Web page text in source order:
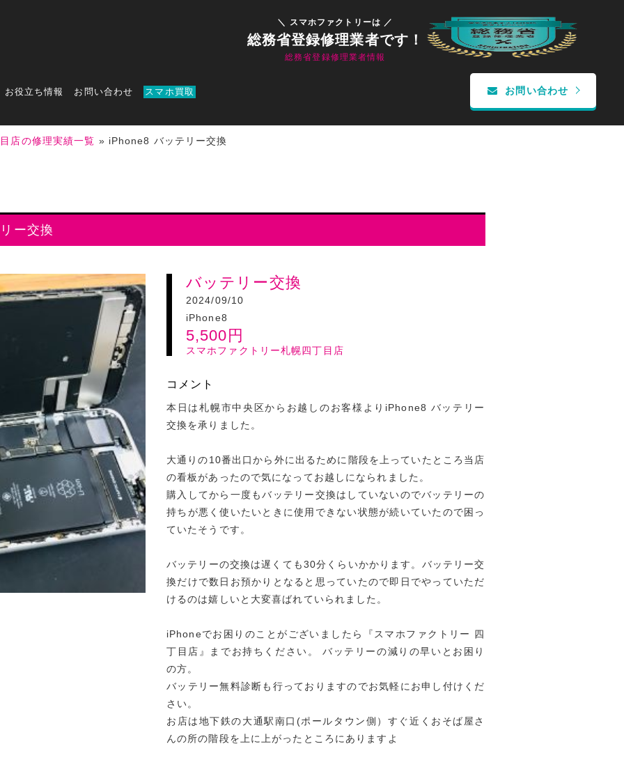
＼ スマホファクトリーは ／
総務省登録修理業者です！
総務省登録修理業者情報
お役立ち情報 お問い合わせ スマホ買取 お問い合わせ
店の修理実績一覧 » iPhone8 バッテリー交換
ー交換
バッテリー交換
2024/09/10
iPhone8
5,500 円
スマホファクトリー札幌四丁目店
コメント
本日は札幌市中央区からお越しのお客様よりiPhone8 バッテリー
交換を承りました。
大通りの10番出口から外に出るために階段を上っていたところ当店
の看板があったので気になってお越しになられました。
購入してから一度もバッテリー交換はしていないのでバッテリーの
持ちが悪く使いたいときに使用できない状態が続いていたので困っ
ていたそうです。
バッテリーの交換は遅くても30分くらいかかります。バッテリー交
換だけで数日お預かりとなると思っていたので即日でやっていただ
けるのは嬉しいと大変喜ばれていられました。
iPhoneでお困りのことがございましたら『スマホファクトリー 四
丁目店』までお持ちください。 バッテリーの減りの早いとお困り
の方。
バッテリー無料診断も行っておりますのでお気軽にお申し付けくだ
さい。
お店は地下鉄の大通駅南口(ポールタウン側）すぐ近くおそば屋さ
んの所の階段を上に上がったところにありますよ